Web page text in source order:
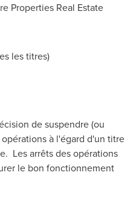
Properties Real Estate
les titres)
de suspendre (ou
à l'égard d'un titre
Les arrêts des opérations
le bon fonctionnement